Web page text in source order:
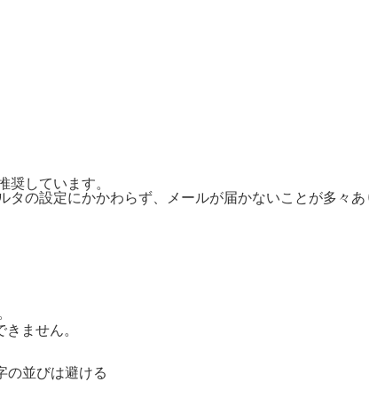
しています。
の設定にかかわらず、メールが届かないことが多々あ
ません。
の並びは避ける